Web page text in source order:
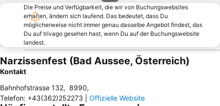
Die Preise und Verfügbarkeit, die wir von Buchungswebsites
erhalten, ändern sich laufend. Das bedeutet, dass Du
möglicherweise nicht immer genau dasselbe Angebot findest, das
Du auf trivago gesehen hast, wenn Du auf der Buchungswebsite
landest.
Narzissenfest (Bad Aussee, Österreich)
Kontakt
Bahnhofstrasse 132, 8990,
Telefon: +43(362)252273 Offizielle Website